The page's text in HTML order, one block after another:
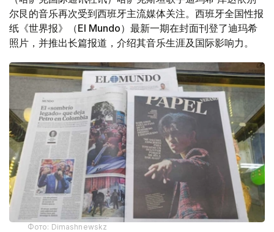
尔艮的音乐再次受到西班牙主流媒体关注。西班牙全国性报
纸《世界报》（El Mundo）最新一期在封面刊登了迪玛希
照片，并推出长篇报道，介绍其音乐生涯及国际影响力。
Фото: Dimashnewskz